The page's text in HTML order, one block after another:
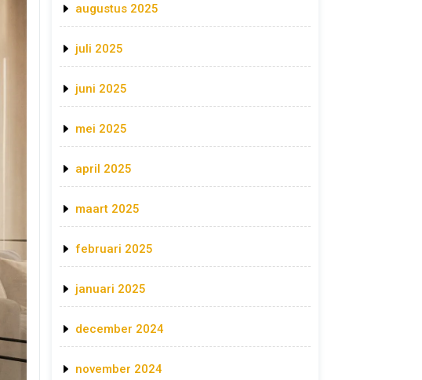
augustus 2025
juli 2025
juni 2025
mei 2025
april 2025
maart 2025
februari 2025
januari 2025
december 2024
november 2024